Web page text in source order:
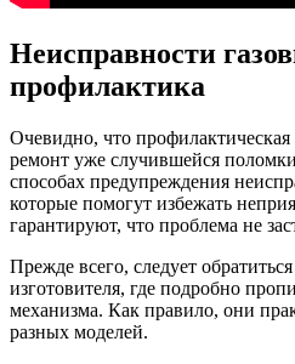
Неисправности
профилактика
Очевидно, что
ремонт уже случившейся
способах предупреждения
которые помогут избежать
гарантируют, что проблема не
Прежде всего, следует
изготовителя, где подробно
механизма. Как правило, они
разных моделей.